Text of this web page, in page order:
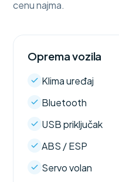
cenu najma.
Oprema vozila
Klima uređaj
Bluetooth
USB priključak
ABS / ESP
Servo volan